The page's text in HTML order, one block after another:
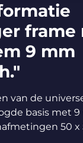
frame
9 mm
van de
basis met
50 x